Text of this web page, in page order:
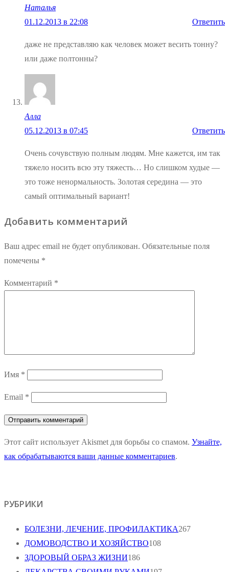
Наталья
01.12.2013 в 22:08
Ответить
даже не представляю как человек может весить тонну?
или даже полтонны?
Алла
05.12.2013 в 07:45
Ответить
Очень сочувствую полным людям. Мне кажется, им так
тяжело носить всю эту тяжесть… Но слишком худые —
это тоже ненормальность. Золотая середина — это
самый оптимальный вариант!
Добавить комментарий
Ваш адрес email не будет опубликован. Обязательные поля
помечены *
Комментарий *
Имя *
Email *
Этот сайт использует Akismet для борьбы со спамом. Узнайте,
как обрабатываются ваши данные комментариев.
РУБРИКИ
БОЛЕЗНИ, ЛЕЧЕНИЕ, ПРОФИЛАКТИКА267
ДОМОВОДСТВО И ХОЗЯЙСТВО108
ЗДОРОВЫЙ ОБРАЗ ЖИЗНИ186